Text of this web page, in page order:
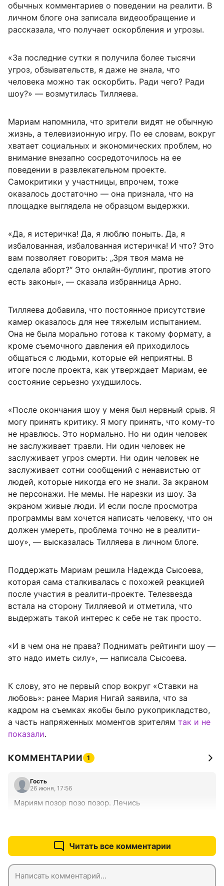
обычных комментариев о поведении на реалити. В
личном блоге она записала видеообращение и
рассказала, что получает оскорбления и угрозы.
«За последние сутки я получила более тысячи
угроз, обзывательств, я даже не знала, что
человека можно так оскорбить. Ради чего? Ради
шоу?» — возмутилась Тилляева.
Мариам напомнила, что зрители видят не обычную
жизнь, а телевизионную игру. По ее словам, вокруг
хватает социальных и экономических проблем, но
внимание внезапно сосредоточилось на ее
поведении в развлекательном проекте.
Самокритики у участницы, впрочем, тоже
оказалось достаточно — она признала, что на
площадке выглядела не образцом выдержки.
«Да, я истеричка! Да, я люблю поныть. Да, я
избалованная, избалованная истеричка! И что? Это
вам позволяет говорить: „Зря твоя мама не
сделала аборт?“ Это онлайн-буллинг, против этого
есть законы», — сказала избранница Арно.
Тилляева добавила, что постоянное присутствие
камер оказалось для нее тяжелым испытанием.
Она не была морально готова к такому формату, а
кроме съемочного давления ей приходилось
общаться с людьми, которые ей неприятны. В
итоге после проекта, как утверждает Мариам, ее
состояние серьезно ухудшилось.
«После окончания шоу у меня был нервный срыв. Я
могу принять критику. Я могу принять, что кому-то
не нравлюсь. Это нормально. Но ни один человек
не заслуживает травли. Ни один человек не
заслуживает угроз смерти. Ни один человек не
заслуживает сотни сообщений с ненавистью от
людей, которые никогда его не знали. За экраном
не персонажи. Не мемы. Не нарезки из шоу. За
экраном живые люди. И если после просмотра
программы вам хочется написать человеку, что он
должен умереть, проблема точно не в реалити-
шоу», — высказалась Тилляева в личном блоге.
Поддержать Мариам решила Надежда Сысоева,
которая сама сталкивалась с похожей реакцией
после участия в реалити-проекте. Телезвезда
встала на сторону Тилляевой и отметила, что
выдержать такой интерес к себе не так просто.
«И в чем она не права? Поднимать рейтинги шоу —
это надо иметь силу», — написала Сысоева.
К слову, это не первый спор вокруг «Ставки на
любовь»: ранее Мария Нигай заявила, что за
кадром на съемках якобы было рукоприкладство,
а часть напряженных моментов зрителям так и не
показали.
КОММЕНТАРИИ 1
Гость
26 июня, 17:56
Мариям позор позо позор. Лечись
Читать все комментарии